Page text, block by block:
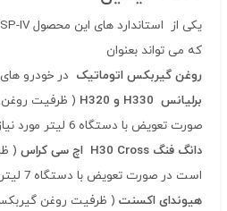
که می تواند بعنوان
روغن گیربکس اتوماتیک در خودرو های
برلیانس H330 و H320
صورت تعویض با دستگاه 6 لیتر مورد نیاز است )
دانگ فنگ H30 Cross اچ سی کراس
است در صورت تعویض با دستگاه 7 لیتر مورد نیاز است )
هیوندای اکسنت